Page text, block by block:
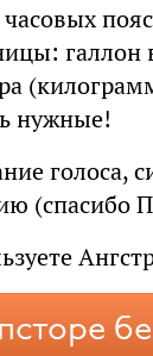
галлон
нужные!
голоса,